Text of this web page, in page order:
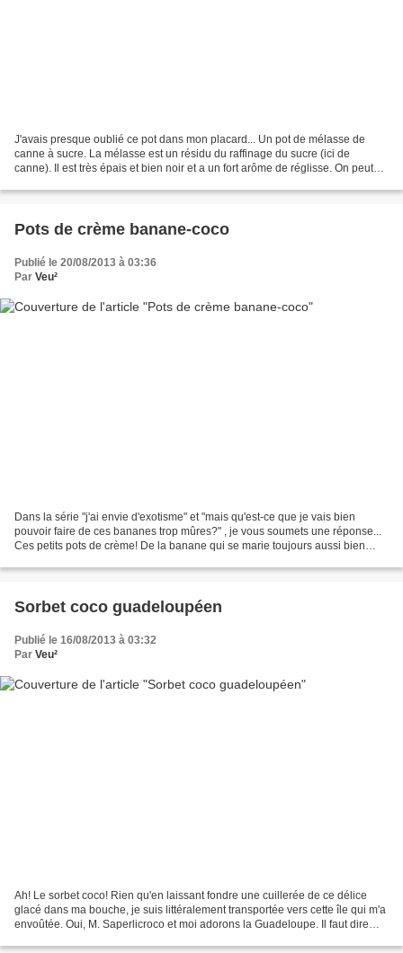
J'avais presque oublié ce pot dans mon placard... Un pot de mélasse de
canne à sucre. La mélasse est un résidu du raffinage du sucre (ici de
canne). Il est très épais et bien noir et a un fort arôme de réglisse. On peut
Pots de crème banane-coco
Publié le 20/08/2013 à 03:36
Par Veu²
Dans la série "j'ai envie d'exotisme" et "mais qu'est-ce que je vais bien
pouvoir faire de ces bananes trop mûres?" , je vous soumets une réponse...
Ces petits pots de crème! De la banane qui se marie toujours aussi bien
Sorbet coco guadeloupéen
Publié le 16/08/2013 à 03:32
Par Veu²
Ah! Le sorbet coco! Rien qu'en laissant fondre une cuillerée de ce délice
glacé dans ma bouche, je suis littéralement transportée vers cette île qui m'a
envoûtée. Oui, M. Saperlicroco et moi adorons la Guadeloupe. Il faut dire